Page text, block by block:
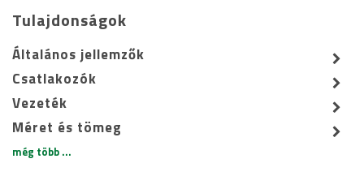
Tulajdonságok
Általános jellemzők
Csatlakozók
Vezeték
Méret és tömeg
még több ...